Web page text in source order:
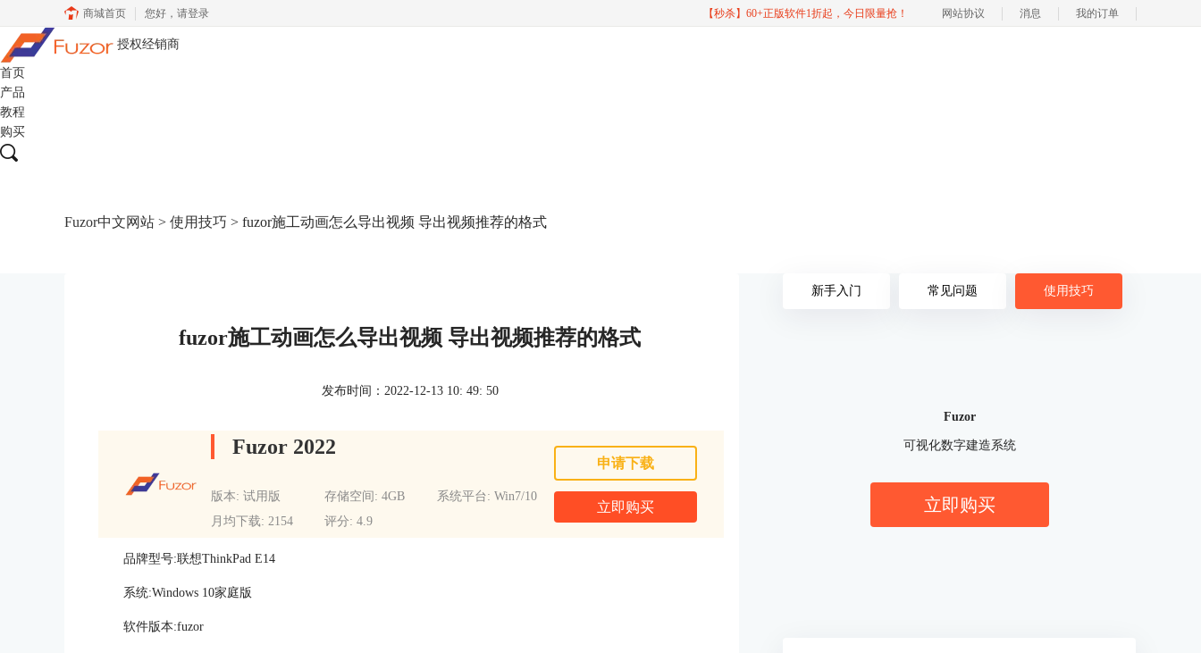
商城首页 您好， 请登录 【秒杀】60+正版软件1折起，今日限量抢！ 网站协议 消息 我的订单
授权经销商
首页
产品
教程
购买
Fuzor中文网站 > 使用技巧 > fuzor施工动画怎么导出视频 导出视频推荐的格式
fuzor施工动画怎么导出视频 导出视频推荐的格式
发布时间：2022-12-13 10: 49: 50
Fuzor 2022
版本: 试用版 存储空间: 4GB
系统平台: Win7/10
月均下载: 2154
评分: 4.9
申请下载
立即购买
品牌型号:联想ThinkPad E14
系统:Windows 10家庭版
软件版本:fuzor
新手入门 常见问题 使用技巧
Fuzor
可视化数字建造系统
立即购买